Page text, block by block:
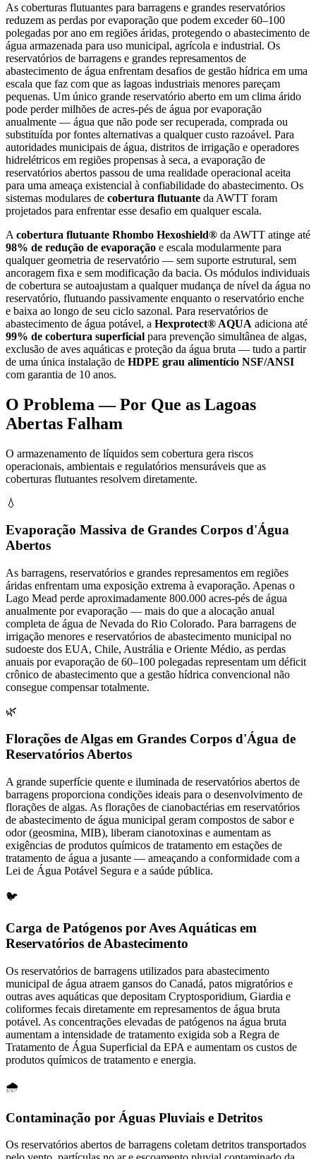
As coberturas flutuantes para barragens e grandes reservatórios
reduzem as perdas por evaporação que podem exceder 60–100
polegadas por ano em regiões áridas, protegendo o abastecimento de
água armazenada para uso municipal, agrícola e industrial. Os
reservatórios de barragens e grandes represamentos de
abastecimento de água enfrentam desafios de gestão hídrica em uma
escala que faz com que as lagoas industriais menores pareçam
pequenas. Um único grande reservatório aberto em um clima árido
pode perder milhões de acres-pés de água por evaporação
anualmente — água que não pode ser recuperada, comprada ou
substituída por fontes alternativas a qualquer custo razoável. Para
autoridades municipais de água, distritos de irrigação e operadores
hidrelétricos em regiões propensas à seca, a evaporação de
reservatórios abertos passou de uma realidade operacional aceita
para uma ameaça existencial à confiabilidade do abastecimento. Os
sistemas modulares de cobertura flutuante da AWTT foram
projetados para enfrentar esse desafio em qualquer escala.
A cobertura flutuante Rhombo Hexoshield® da AWTT atinge até
98% de redução de evaporação e escala modularmente para
qualquer geometria de reservatório — sem suporte estrutural, sem
ancoragem fixa e sem modificação da bacia. Os módulos individuais
de cobertura se autoajustam a qualquer mudança de nível da água no
reservatório, flutuando passivamente enquanto o reservatório enche
e baixa ao longo de seu ciclo sazonal. Para reservatórios de
abastecimento de água potável, a Hexprotect® AQUA adiciona até
99% de cobertura superficial para prevenção simultânea de algas,
exclusão de aves aquáticas e proteção da água bruta — tudo a partir
de uma única instalação de HDPE grau alimentício NSF/ANSI
com garantia de 10 anos.
O Problema — Por Que as Lagoas
Abertas Falham
O armazenamento de líquidos sem cobertura gera riscos
operacionais, ambientais e regulatórios mensuráveis que as
coberturas flutuantes resolvem diretamente.
💧
Evaporação Massiva de Grandes Corpos d'Água
Abertos
As barragens, reservatórios e grandes represamentos em regiões
áridas enfrentam uma exposição extrema à evaporação. Apenas o
Lago Mead perde aproximadamente 800.000 acres-pés de água
anualmente por evaporação — mais do que a alocação anual
completa de água de Nevada do Rio Colorado. Para barragens de
irrigação menores e reservatórios de abastecimento municipal no
sudoeste dos EUA, Chile, Austrália e Oriente Médio, as perdas
anuais por evaporação de 60–100 polegadas representam um déficit
crônico de abastecimento que a gestão hídrica convencional não
consegue compensar totalmente.
🌿
Florações de Algas em Grandes Corpos d'Água de
Reservatórios Abertos
A grande superfície quente e iluminada de reservatórios abertos de
barragens proporciona condições ideais para o desenvolvimento de
florações de algas. As florações de cianobactérias em reservatórios
de abastecimento de água municipal geram compostos de sabor e
odor (geosmina, MIB), liberam cianotoxinas e aumentam as
exigências de produtos químicos de tratamento em estações de
tratamento de água a jusante — ameaçando a conformidade com a
Lei de Água Potável Segura e a saúde pública.
🐦
Carga de Patógenos por Aves Aquáticas em
Reservatórios de Abastecimento
Os reservatórios de barragens utilizados para abastecimento
municipal de água atraem gansos do Canadá, patos migratórios e
outras aves aquáticas que depositam Cryptosporidium, Giardia e
coliformes fecais diretamente em represamentos de água bruta
potável. As concentrações elevadas de patógenos na água bruta
aumentam a intensidade de tratamento exigida sob a Regra de
Tratamento de Água Superficial da EPA e aumentam os custos de
produtos químicos de tratamento e energia.
🌧️
Contaminação por Águas Pluviais e Detritos
Os reservatórios abertos de barragens coletam detritos transportados